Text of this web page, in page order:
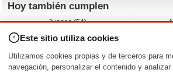
Hoy también cumplen
Juanes (54)
Jessica Capshaw (50)
Sam Elliott (82)
Jarvis Hayes (45)
Este sitio utiliza cookies
Utilizamos cookies propias y de terceros para
navegación, personalizar el contenido y